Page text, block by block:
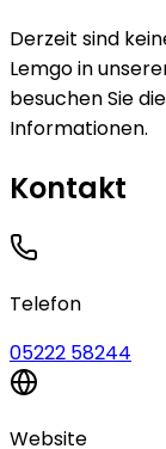
Derzeit sind
Lemgoin
besuchen Sie
Informationen.
Kontakt
Telefon
05222 58244
Website